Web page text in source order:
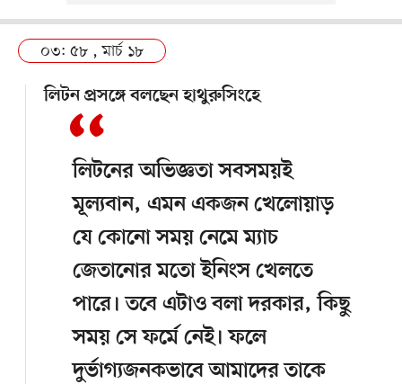
০৩: ৫৮ , মার্চ ১৮
লিটন প্রসঙ্গে বলছেন হাথুরুসিংহে
লিটনের অভিজ্ঞতা সবসময়ই
মূল্যবান, এমন একজন খেলোয়াড়
যে কোনো সময় নেমে ম্যাচ
জেতানোর মতো ইনিংস খেলতে
পারে। তবে এটাও বলা দরকার, কিছু
সময় সে ফর্মে নেই। ফলে
দুর্ভাগ্যজনকভাবে আমাদের তাকে